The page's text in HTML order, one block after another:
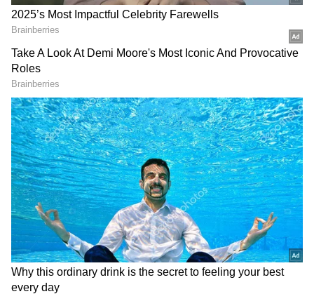
చియా సీడ్స్....
చాలా శక్తివంతమైనవి. చర్మాన్ని అందంగా మార్చడంలో ఇవి
చాలా బాగా హెల్ప్ చేస్తాయి. ఓమేగా-3 ఫ్యాటీ యాసిడ్స్
పుష్కలంగా ఉంటాయి. ఇవి రెగ్యులర్ గా తీసుకోవడం వల్ల...
చర్మాన్ని మృదువుగా మారుస్తాయి. ఈ చియా సీడ్స్ లో
నీటిని నానపెట్టి తీసుకుంటాం. నీటిలో నానపెట్టడం వల్ల అది
జెల్ లాగా మారుతుంది. ఇలా జెల్ గా మారిన తర్వాత
తీసుకోవడం వల్ల.. చర్మాన్ని మంచిగా హైడ్రేటెడ్ గా
మారుస్తుంది. స్కిన్ చాలా మృదువుగా, అందంగా
కనపడుతుంది. అయితే... మంచిది కదా అని... వీటిని
ఎక్కువగా తీసుకోకూడదు. ఒకటి లేదా రెండు టేబుల్
స్పూన్లకు మించి వీటిని తీసుకోకూడదు.